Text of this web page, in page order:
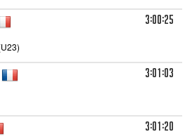
3:00:25
3:01:03
3:01:20